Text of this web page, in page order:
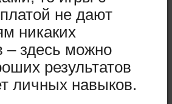
не дают
никаких
– здесь можно
результатов
личных навыков.